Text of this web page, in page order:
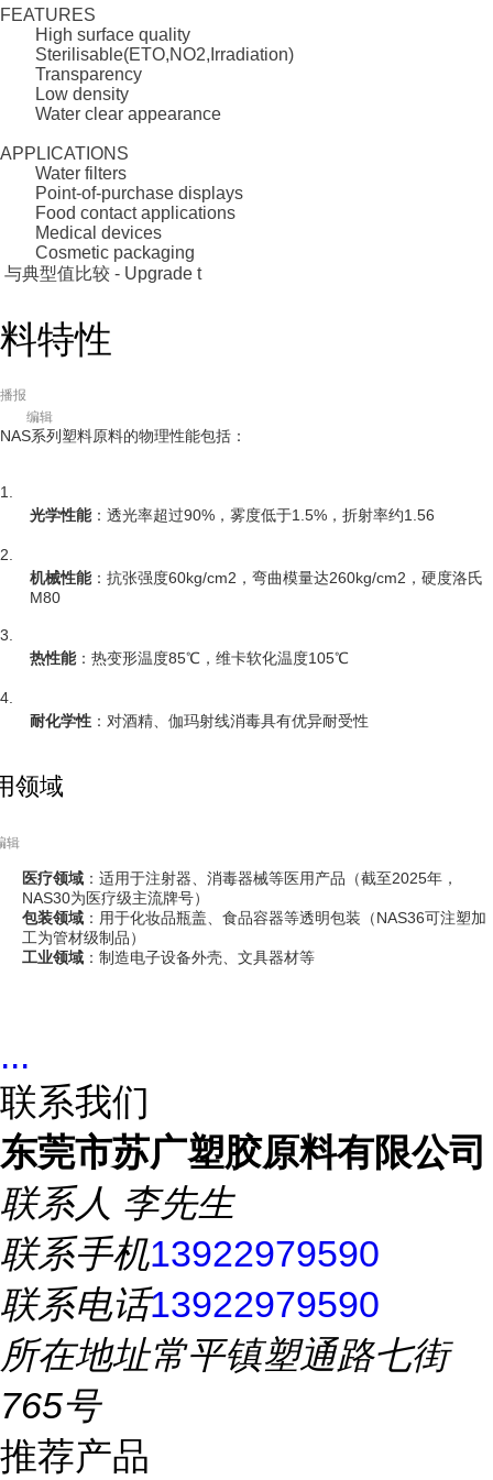
FEATURES
High surface quality
Sterilisable(ETO,NO2,Irradiation)
Transparency
Low density
Water clear appearance
APPLICATIONS
Water filters
Point-of-purchase displays
Food contact applications
Medical devices
Cosmetic packaging
与典型值比较 - Upgrade t
料特性
播报
编辑
NAS系列塑料原料的物理性能包括：
1.
光学性能：透光率超过90%，雾度低于1.5%，折射率约1.56
2.
机械性能：抗张强度60kg/cm2，弯曲模量达260kg/cm2，硬度洛氏
M80
3.
热性能：热变形温度85℃，维卡软化温度105℃
4.
耐化学性 ：对酒精、伽玛射线消毒具有优异耐受性
领域
辑
医疗领域 ：适用于注射器、消毒器械等医用产品（截至2025年，
NAS30为医疗级主流牌号）
包装领域 ：用于化妆品瓶盖、食品容器等透明包装（NAS36可注塑加
工为管材级制品）
工业领域 ：制造电子设备外壳、文具器材等
...
联系我们
东莞市苏广塑胶原料有限公司
联系人 李先生
联系手机13922979590
联系电话13922979590
所在地址常平镇塑通路七街
765号
推荐产品